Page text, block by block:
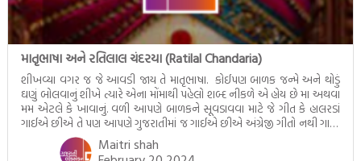
માતૃભાષા અને રતિલાલ ચંદરયા (Ratilal Chandaria)
શીખવ્યા વગર જ જે આવડી જાય તે માતૃભાષા. કોઈપણ બાળક જન્મે અને થોડું
ઘણું બોલવાનું શીખે ત્યારે એના મોંમાથી પહેલો શબ્દ નીકળે એ હોય છે મા અથવા
મમ એટલે કે ખાવાનું. વળી આપણે બાળકને સૂવડાવવા માટે જે ગીત કે હાલરડાં
ગાઈએ છીએ તે પણ આપણે ગુજરાતીમાં જ ગાઈએ છીએ અંગ્રેજી ગીતો નથી ગાતા.
આમ બાળકને […]
Maitri shah